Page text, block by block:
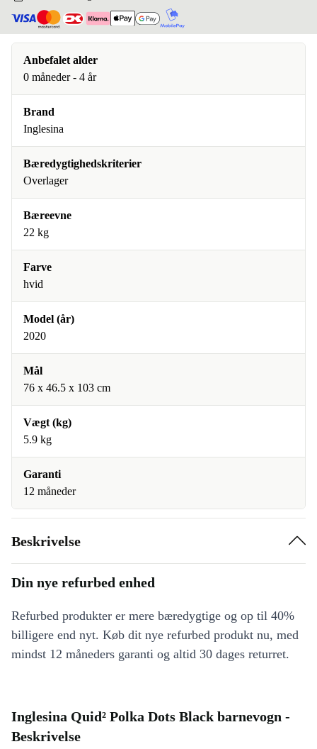
Anbefalet alder
0 måneder - 4 år
Brand
Inglesina
Bæredygtighedskriterier
Overlager
Bæreevne
22 kg
Farve
hvid
Model (år)
2020
Mål
76 x 46.5 x 103 cm
Vægt (kg)
5.9 kg
Garanti
12 måneder
Beskrivelse
Din nye refurbed enhed
Refurbed produkter er mere bæredygtige og op til 40%
billigere end nyt. Køb dit nye refurbed produkt nu, med
mindst 12 måneders garanti og altid 30 dages returret.
Inglesina Quid² Polka Dots Black barnevogn -
Beskrivelse